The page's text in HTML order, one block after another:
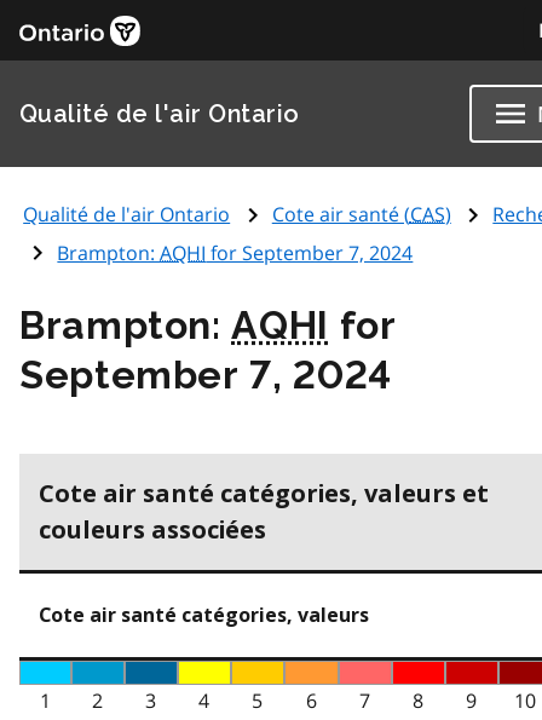
Qualité de l'air Ontario
Qualité de l'air Ontario Cote air santé (CAS)
Brampton:AQHI for September 7, 2024
Brampton:AQHI for
September 7, 2024
Cote air santé catégories, valeurs et
couleurs associées
Cote air santé catégories, valeurs
1 2 3 4 5 6 7 8 9
10